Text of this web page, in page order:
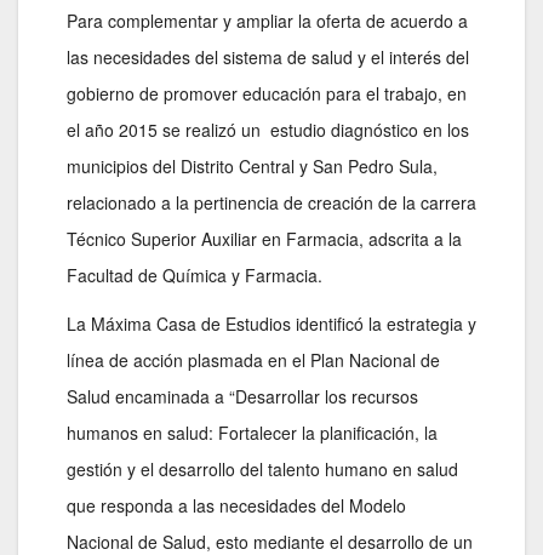
Para complementar y ampliar la oferta de acuerdo a
las necesidades del sistema de salud y el interés del
gobierno de promover educación para el trabajo, en
el año 2015 se realizó un estudio diagnóstico en los
municipios del Distrito Central y San Pedro Sula,
relacionado a la pertinencia de creación de la carrera
Técnico Superior Auxiliar en Farmacia, adscrita a la
Facultad de Química y Farmacia.
La Máxima Casa de Estudios identificó la estrategia y
línea de acción plasmada en el Plan Nacional de
Salud encaminada a “Desarrollar los recursos
humanos en salud: Fortalecer la planificación, la
gestión y el desarrollo del talento humano en salud
que responda a las necesidades del Modelo
Nacional de Salud, esto mediante el desarrollo de un